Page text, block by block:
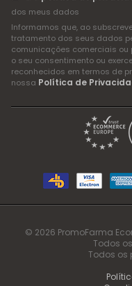
dos meus dados
Informamos que, ao
tratamento dos seus dados
comunicações comerciais ou
o seu consentimento ou
reconhecidos em termos de
nossa Política de
© 2026 PromoFarma
Todos
Todos os